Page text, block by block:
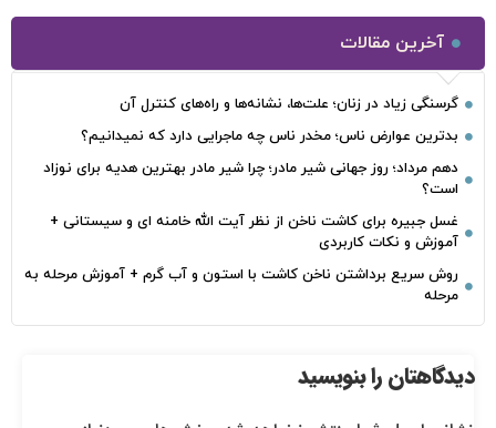
آخرین مقالات
گرسنگی زیاد در زنان؛ علت‌ها، نشانه‌ها و راه‌های کنترل آن
بدترین عوارض ناس؛ مخدر ناس چه ماجرایی دارد که نمیدانیم؟
دهم مرداد؛ روز جهانی شیر مادر؛ چرا شیر مادر بهترین هدیه برای نوزاد
است؟
غسل جبیره برای کاشت ناخن از نظر آیت الله خامنه ای و سیستانی +
آموزش و نکات کاربردی
روش سریع برداشتن ناخن کاشت با استون و آب گرم + آموزش مرحله به
مرحله
دیدگاهتان را بنویسید